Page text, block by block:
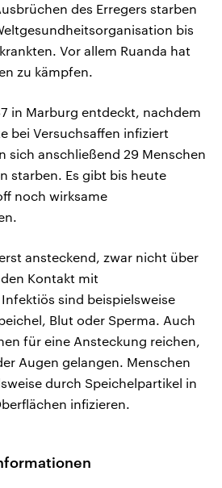
des Erregers starben
bis
Vor allem Ruanda hat
zu kämpfen.
in Marburg entdeckt, nachdem
bei Versuchsaffen infiziert
sich anschließend 29 Menschen
starben. Es gibt bis heute
noch wirksame
ansteckend, zwar nicht über
Kontakt mit
sind beispielsweise
Blut oder Sperma. Auch
für eine Ansteckung reichen,
Augen gelangen. Menschen
durch Speichelpartikel in
infizieren.